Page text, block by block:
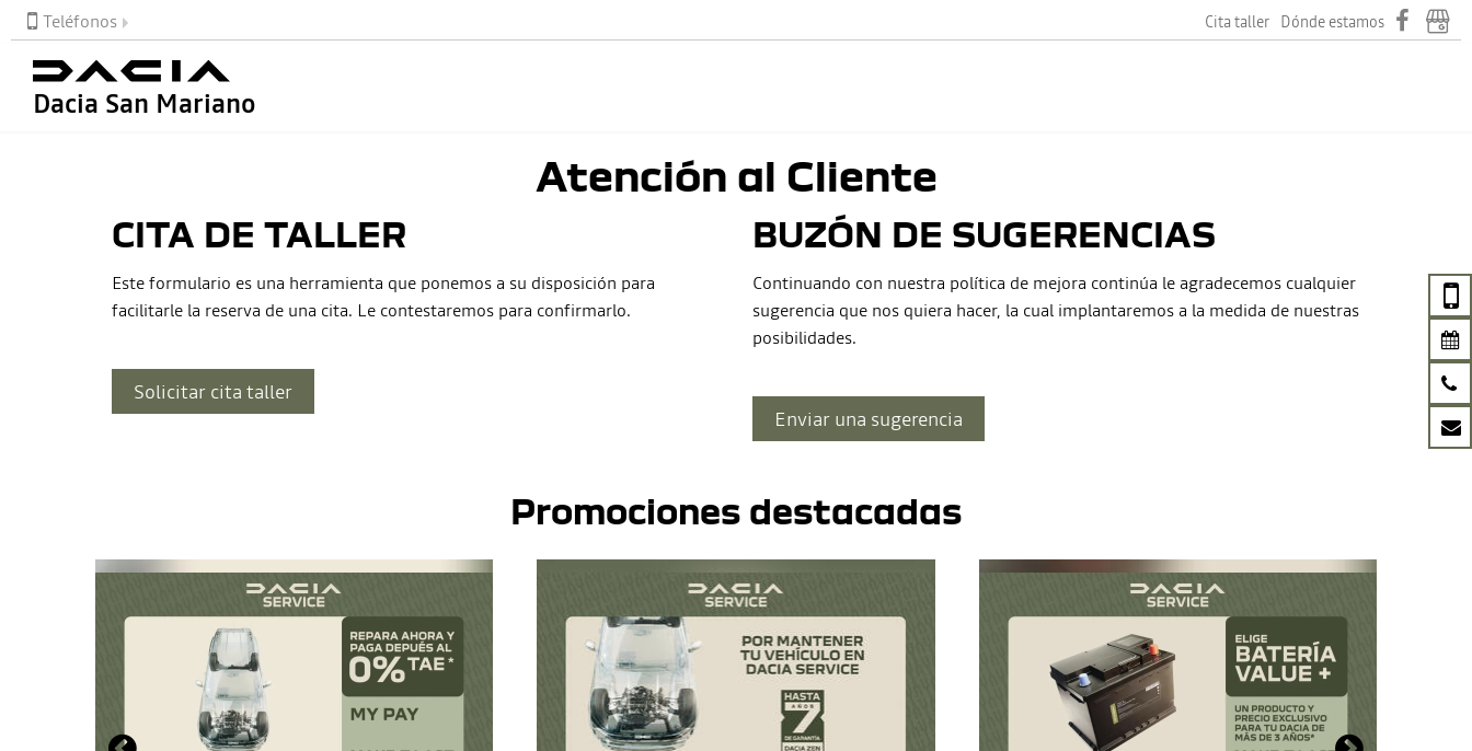
Teléfonos Cita taller Dónde estamos
Dacia San Mariano
Atención al Cliente
CITA DE TALLER
Este formulario es una herramienta que ponemos a su disposición para
facilitarle la reserva de una cita. Le contestaremos para confirmarlo.
Solicitar cita taller
BUZÓN DE SUGERENCIAS
Continuando con nuestra política de mejora continúa le agradecemos cualquier
sugerencia que nos quiera hacer, la cual implantaremos a la medida de nuestras
posibilidades.
Enviar una sugerencia
Promociones destacadas